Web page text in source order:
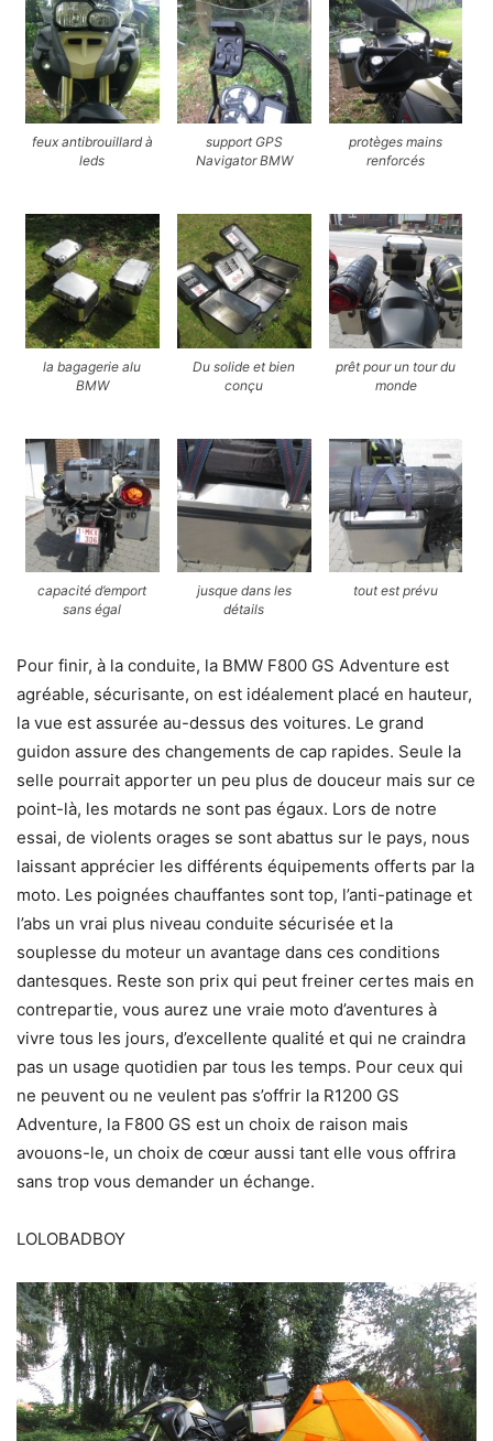
feux antibrouillard à
leds
support GPS
Navigator BMW
protèges mains
renforcés
la bagagerie alu
BMW
Du solide et bien
conçu
prêt pour un tour du
monde
capacité d’emport
sans égal
jusque dans les
détails
tout est prévu
Pour finir, à la conduite, la BMW F800 GS Adventure est
agréable, sécurisante, on est idéalement placé en hauteur,
la vue est assurée au-dessus des voitures. Le grand
guidon assure des changements de cap rapides. Seule la
selle pourrait apporter un peu plus de douceur mais sur ce
point-là, les motards ne sont pas égaux. Lors de notre
essai, de violents orages se sont abattus sur le pays, nous
laissant apprécier les différents équipements offerts par la
moto. Les poignées chauffantes sont top, l’anti-patinage et
l’abs un vrai plus niveau conduite sécurisée et la
souplesse du moteur un avantage dans ces conditions
dantesques. Reste son prix qui peut freiner certes mais en
contrepartie, vous aurez une vraie moto d’aventures à
vivre tous les jours, d’excellente qualité et qui ne craindra
pas un usage quotidien par tous les temps. Pour ceux qui
ne peuvent ou ne veulent pas s’offrir la R1200 GS
Adventure, la F800 GS est un choix de raison mais
avouons-le, un choix de cœur aussi tant elle vous offrira
sans trop vous demander un échange.
LOLOBADBOY